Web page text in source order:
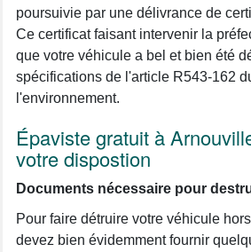
poursuivie par une délivrance de
Ce certificat faisant intervenir la
que votre véhicule a bel et bien été
spécifications de l'article R543-162
l'environnement.
Épaviste gratuit à
votre dispostion
Documents nécessaire pour
Pour faire détruire votre véhicule
devez bien évidemment fournir